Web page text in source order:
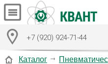
+7 (920) 924-71-44
Каталог